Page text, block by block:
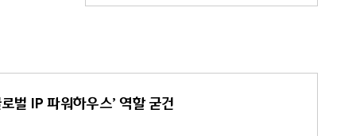
Search
벌 IP 파워하우스’ 역할 굳건